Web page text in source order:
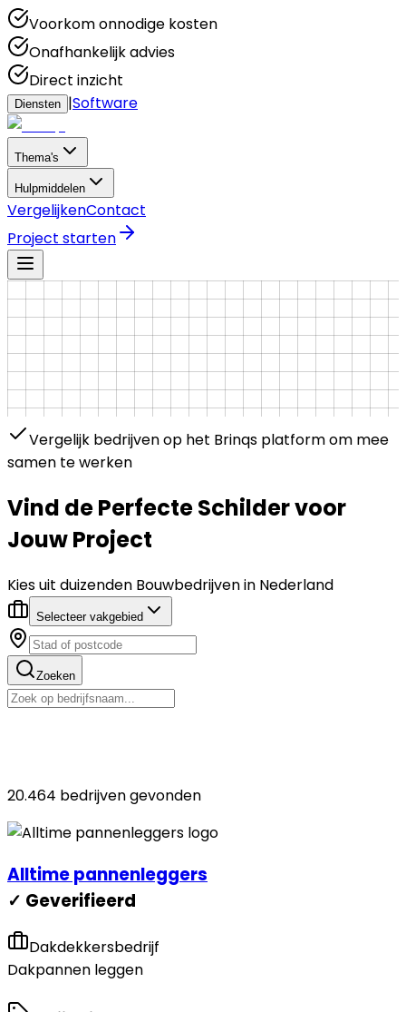
Voorkom onnodige kosten
Onafhankelijk advies
Direct inzicht
Diensten |Software
Thema's
Hulpmiddelen
VergelijkenContact
Project starten
Vergelijk bedrijven op het Brinqs platform om mee
samen te werken
Vind dePerfecteSchildervoor
Jouw Project
Kies uit duizenden Bouwbedrijven in Nederland
Selecteer vakgebied
Zoeken
20.464 bedrijven gevonden
Alltime pannenleggers
✓ Geverifieerd
Dakdekkersbedrijf
Dakpannen leggen